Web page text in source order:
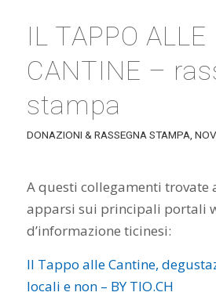
IL TAPPO ALLE
CANTINE –
stampa
DONAZIONI & RASSEGNA STAMPA
A questi collegamenti trovate
apparsi sui principali portali
d’informazione ticinesi:
Il Tappo alle Cantine,
locali e non – BY TIO.CH